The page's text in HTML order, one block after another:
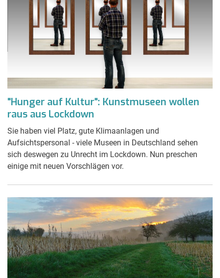
"Hunger auf Kultur": Kunstmuseen wollen
raus aus Lockdown
Sie haben viel Platz, gute Klimaanlagen und
Aufsichtspersonal - viele Museen in Deutschland sehen
sich deswegen zu Unrecht im Lockdown. Nun preschen
einige mit neuen Vorschlägen vor.